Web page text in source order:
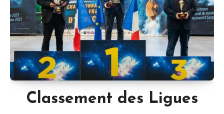
Classement des Ligues